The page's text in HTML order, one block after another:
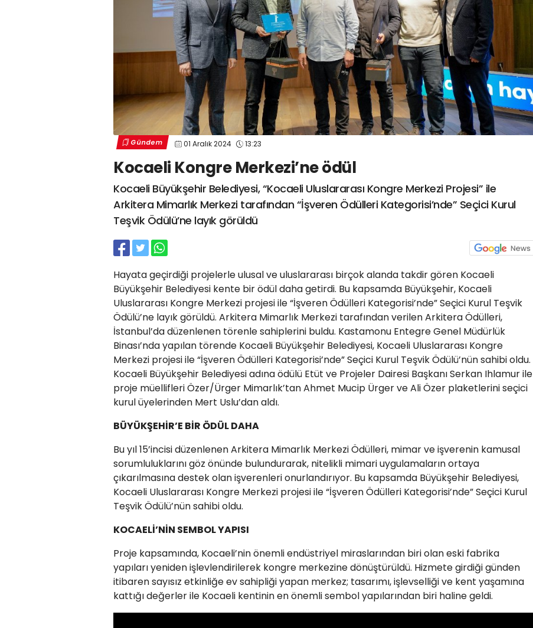
Gündem 01 Aralık 2024 13:23
Kocaeli Kongre Merkezi’ne ödül
Kocaeli Büyükşehir Belediyesi, “Kocaeli Uluslararası Kongre Merkezi Projesi” ile
Arkitera Mimarlık Merkezi tarafından “İşveren Ödülleri Kategorisi’nde” Seçici Kurul
Teşvik Ödülü’ne layık görüldü
Hayata geçirdiği projelerle ulusal ve uluslararası birçok alanda takdir gören Kocaeli
Büyükşehir Belediyesi kente bir ödül daha getirdi. Bu kapsamda Büyükşehir, Kocaeli
Uluslararası Kongre Merkezi projesi ile “İşveren Ödülleri Kategorisi’nde” Seçici Kurul Teşvik
Ödülü’ne layık görüldü. Arkitera Mimarlık Merkezi tarafından verilen Arkitera Ödülleri,
İstanbul’da düzenlenen törenle sahiplerini buldu. Kastamonu Entegre Genel Müdürlük
Binası’nda yapılan törende Kocaeli Büyükşehir Belediyesi, Kocaeli Uluslararası Kongre
Merkezi projesi ile “İşveren Ödülleri Kategorisi’nde” Seçici Kurul Teşvik Ödülü’nün sahibi oldu.
Kocaeli Büyükşehir Belediyesi adına ödülü Etüt ve Projeler Dairesi Başkanı Serkan Ihlamur ile
proje müellifleri Özer/Ürger Mimarlık’tan Ahmet Mucip Ürger ve Ali Özer plaketlerini seçici
kurul üyelerinden Mert Uslu’dan aldı.
BÜYÜKŞEHİR’E BİR ÖDÜL DAHA
Bu yıl 15’incisi düzenlenen Arkitera Mimarlık Merkezi Ödülleri, mimar ve işverenin kamusal
sorumluluklarını göz önünde bulundurarak, nitelikli mimari uygulamaların ortaya
çıkarılmasına destek olan işverenleri onurlandırıyor. Bu kapsamda Büyükşehir Belediyesi,
Kocaeli Uluslararası Kongre Merkezi projesi ile “İşveren Ödülleri Kategorisi’nde” Seçici Kurul
Teşvik Ödülü’nün sahibi oldu.
KOCAELİ’NİN SEMBOL YAPISI
Proje kapsamında, Kocaeli’nin önemli endüstriyel miraslarından biri olan eski fabrika
yapıları yeniden işlevlendirilerek kongre merkezine dönüştürüldü. Hizmete girdiği günden
itibaren sayısız etkinliğe ev sahipliği yapan merkez; tasarımı, işlevselliği ve kent yaşamına
kattığı değerler ile Kocaeli kentinin en önemli sembol yapılarından biri haline geldi.